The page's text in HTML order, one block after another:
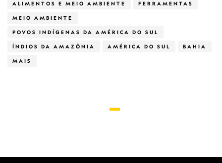
ALIMENTOS E MEIO AMBIENTE FERRAMENTAS
MEIO AMBIENTE
POVOS INDÍGENAS DA AMÉRICA DO SUL
ÍNDIOS DA AMAZÔNIA AMÉRICA DO SUL BAHIA
MAIS